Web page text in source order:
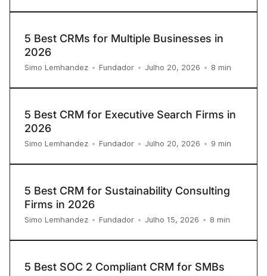
5 Best CRMs for Multiple Businesses in
2026
Simo Lemhandez • Fundador • Julho 20, 2026 • 8 min
5 Best CRM for Executive Search Firms in
2026
Simo Lemhandez • Fundador • Julho 20, 2026 • 9 min
5 Best CRM for Sustainability Consulting
Firms in 2026
Simo Lemhandez • Fundador • Julho 15, 2026 • 8 min
5 Best SOC 2 Compliant CRM for SMBs